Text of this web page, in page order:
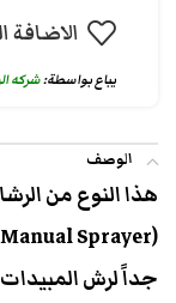
الاضافة
يباع بواسطة:شركه
الوصف
هذا النوع من
(Knapsack Manual Sprayer)
جداً لرش